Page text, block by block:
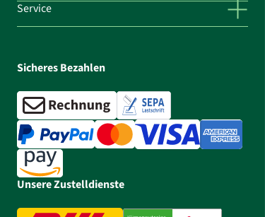
Service
Sicheres Bezahlen
Unsere Zustelldienste